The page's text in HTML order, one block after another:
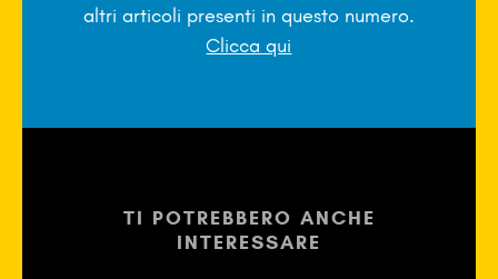
altri articoli presenti in questo numero.
Clicca qui
TI POTREBBERO ANCHE
INTERESSARE